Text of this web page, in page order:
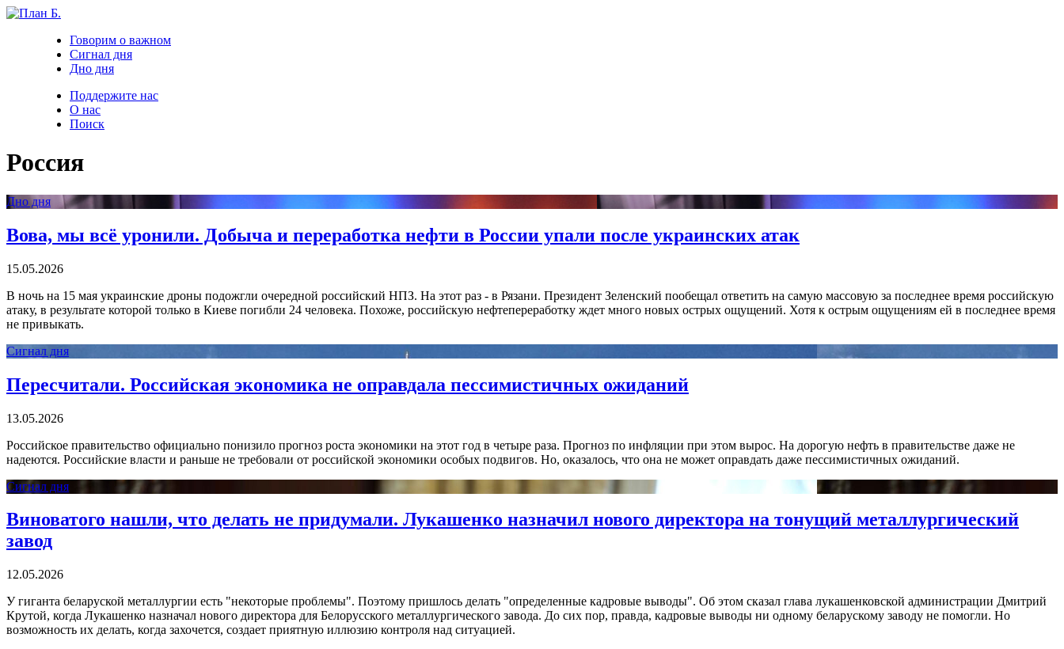
Говорим о важном
Сигнал дня
Дно дня
Поддержите нас
О нас
Поиск
Россия
Дно дня
Вова, мы всё уронили. Добыча и переработка нефти в России упали после украинских атак
15.05.2026
В ночь на 15 мая украинские дроны подожгли очередной российский НПЗ. На этот раз - в Рязани. Президент Зеленский пообещал ответить на самую массовую за последнее время российскую
атаку, в результате которой только в Киеве погибли 24 человека. Похоже, российскую нефтепереработку ждет много новых острых ощущений. Хотя к острым ощущениям ей в последнее время
не привыкать.
Сигнал дня
Пересчитали. Российская экономика не оправдала пессимистичных ожиданий
13.05.2026
Российское правительство официально понизило прогноз роста экономики на этот год в четыре раза. Прогноз по инфляции при этом вырос. На дорогую нефть в правительстве даже не
надеются. Российские власти и раньше не требовали от российской экономики особых подвигов. Но, оказалось, что она не может оправдать даже пессимистичных ожиданий.
Сигнал дня
Виноватого нашли, что делать не придумали. Лукашенко назначил нового директора на тонущий металлургический
завод
12.05.2026
У гиганта беларуской металлургии есть "некоторые проблемы". Поэтому пришлось делать "определенные кадровые выводы". Об этом сказал глава лукашенковской администрации Дмитрий
Крутой, когда Лукашенко назначал нового директора для Белорусского металлургического завода. До сих пор, правда, кадровые выводы ни одному беларускому заводу не помогли. Но
возможность их делать, когда захочется, создает приятную иллюзию контроля над ситуацией.